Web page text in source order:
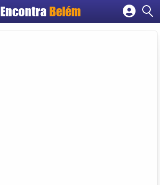
EncontraBelém
Cadastrar empresa